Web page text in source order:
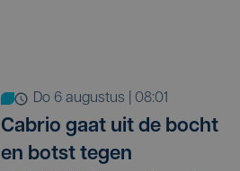
do 6 augustus | 08:01
Cabrio gaat uit de bocht
en botst tegen